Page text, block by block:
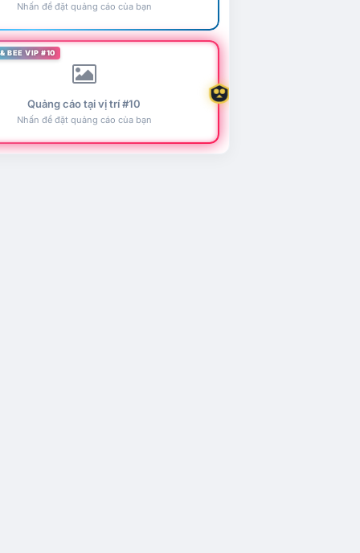
Nhấn để đặt quảng cáo của bạn
BEE VIP #10
Quảng cáo tại vị trí #10
Nhấn để đặt quảng cáo của bạn